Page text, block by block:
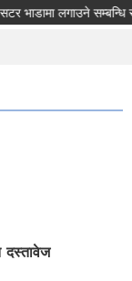
भाडामा लगाउने सम्बन्धि
दस्तावेज